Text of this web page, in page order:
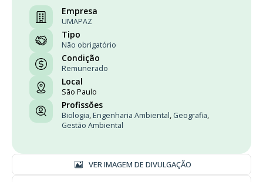
Empresa
UMAPAZ
Tipo
Não obrigatório
Condição
Remunerado
Local
São Paulo
Profissões
Biologia, Engenharia Ambiental, Geografia,
Gestão Ambiental
VER IMAGEM DE DIVULGAÇÃO